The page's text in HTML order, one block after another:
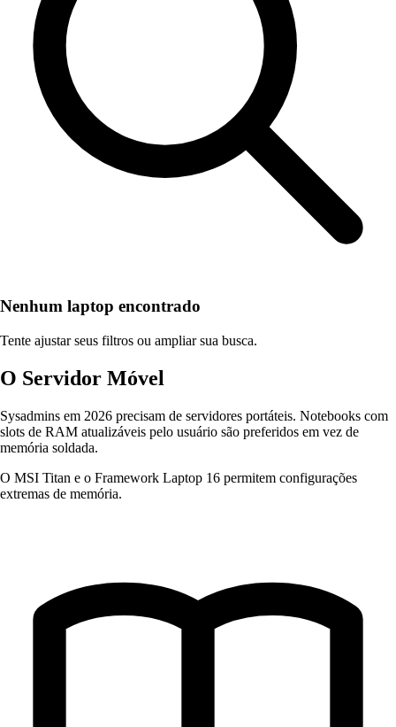
Nenhum laptop encontrado
Tente ajustar seus filtros ou ampliar sua busca.
O Servidor Móvel
Sysadmins em 2026 precisam de servidores portáteis. Notebooks com
slots de RAM atualizáveis pelo usuário são preferidos em vez de
memória soldada.
O MSI Titan e o Framework Laptop 16 permitem configurações
extremas de memória.